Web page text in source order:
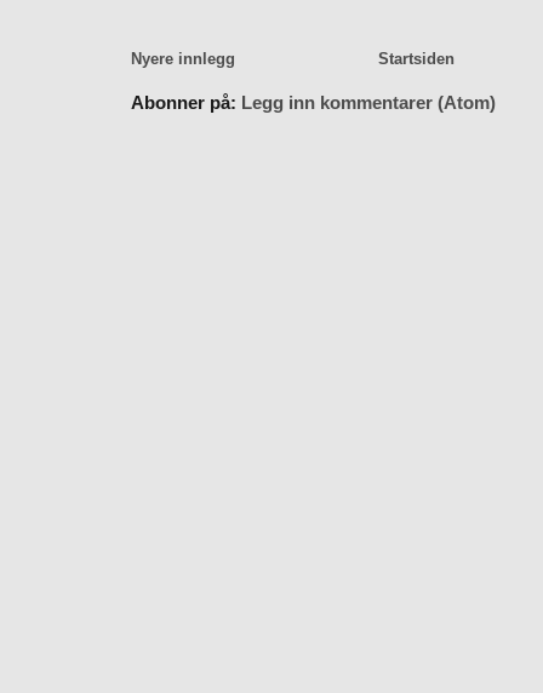
Nyere innlegg Startsiden
Abonner på: Legg inn kommentarer (Atom)